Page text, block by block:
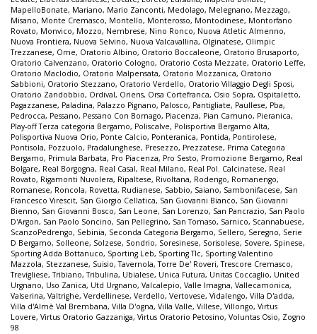
MapelloBonate, Mariano, Mario Zanconti, Medolago, Melegnano, Mezzago,
Misano, Monte Cremasco, Montello, Monterosso, Montodinese, Montorfano
Rovato, Monvico, Mozzo, Nembrese, Nino Ronco, Nuova Atletic Almenno,
Nuova Frontiera, Nuova Selvino, Nuova Valcavallina, Olginatese, Olimpic
Trezzanese, Ome, Oratorio Albino, Oratorio Boccaleone, Oratorio Brusaporto,
Oratorio Calvenzano, Oratorio Cologno, Oratorio Costa Mezzate, Oratorio Leffe,
Oratorio Maclodio, Oratorio Malpensata, Oratorio Mozzanica, Oratorio
Sabbioni, Oratorio Stezzano, Oratorio Verdello, Oratorio Villaggio Degli Sposi,
Oratorio Zandobbio, Ordival, Oriens, Orsa Cortefranca, Osio Sopra, Ospitaletto,
Pagazzanese, Paladina, Palazzo Pignano, Palosco, Pantigliate, Paullese, Pba,
Pedrocca, Pessano, Pessano Con Bornago, Piacenza, Pian Camuno, Pieranica,
Play-off Terza categoria Bergamo, Poliscalve, Polisportiva Bergamo Alta,
Polisportiva Nuova Orio, Ponte Calcio, Ponteranica, Pontida, Pontirolese,
Pontisola, Pozzuolo, Pradalunghese, Presezzo, Prezzatese, Prima Categoria
Bergamo, Primula Barbata, Pro Piacenza, Pro Sesto, Promozione Bergamo, Real
Bolgare, Real Borgogna, Real Casal, Real Milano, Real Pol. Calcinatese, Real
Rovato, Rigamonti Nuvolera, Ripaltese, Rivoltana, Rodengo, Romanengo,
Romanese, Roncola, Rovetta, Rudianese, Sabbio, Saiano, Sambonifacese, San
Francesco Virescit, San Giorgio Cellatica, San Giovanni Bianco, San Giovanni
Bienno, San Giovanni Bosco, San Leone, San Lorenzo, San Pancrazio, San Paolo
D'Argon, San Paolo Soncino, San Pellegrino, San Tomaso, Sarnico, Scannabuese,
ScanzoPedrengo, Sebinia, Seconda Categoria Bergamo, Sellero, Seregno, Serie
D Bergamo, Solleone, Solzese, Sondrio, Soresinese, Sorisolese, Sovere, Spinese,
Sporting Adda Bottanuco, Sporting Leb, Sporting Tlc, Sporting Valentino
Mazzola, Stezzanese, Suisio,Tavernola,Torre De' Roveri,Trescore Cremasco,
Trevigliese,Tribiano,Tribulina, Ubialese, Unica Futura, Unitas Coccaglio, United
Urgnano, Uso Zanica, Utd Urgnano, Valcalepio, Valle Imagna, Vallecamonica,
Valserina, Valtrighe, Verdellinese, Verdello, Vertovese, Vidalengo, Villa D'adda,
Villa d'Almè Val Brembana, Villa D'ogna, Villa Valle, Villese, Villongo, Virtus
Lovere, Virtus Oratorio Gazzaniga, Virtus Oratorio Petosino, Voluntas Osio, Zogno
98